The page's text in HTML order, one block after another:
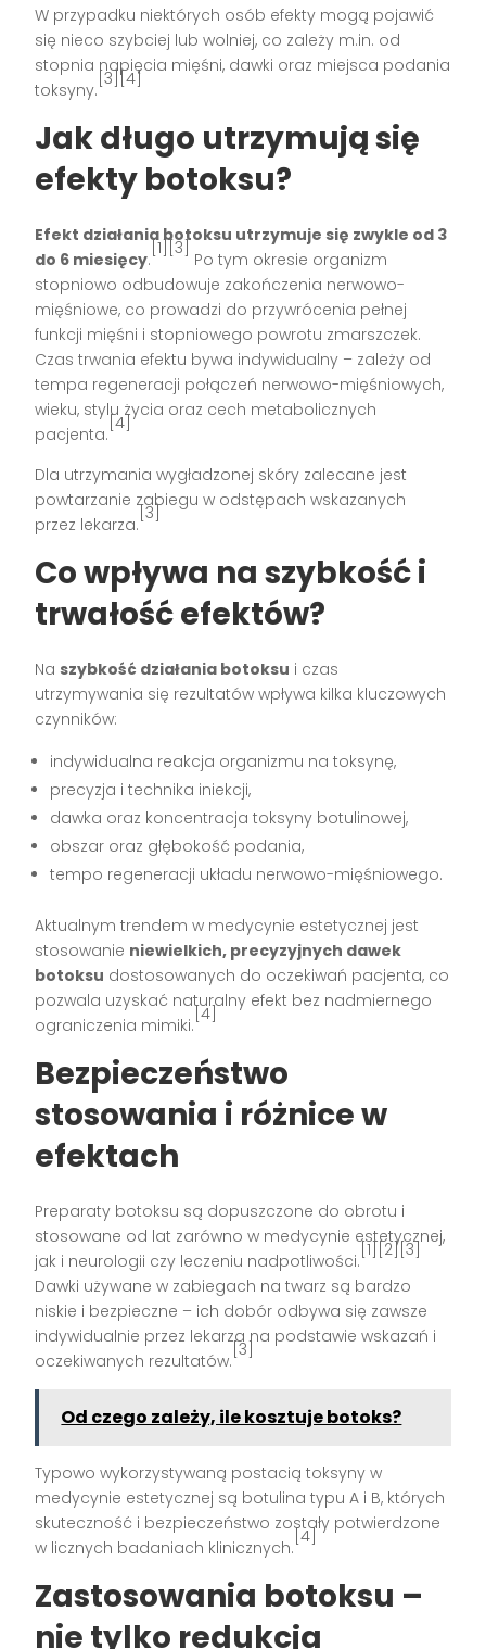
W przypadku niektórych osób efekty mogą pojawić
się nieco szybciej lub wolniej, co zależy m.in. od
stopnia napięcia mięśni, dawki oraz miejsca podania
toksyny.
[3][4]
Jak długo utrzymują się
efekty botoksu?
Efekt działania botoksu utrzymuje się zwykle od 3
do 6 miesięcy.
[1][3]
Po tym okresie organizm
stopniowo odbudowuje zakończenia nerwowo-
mięśniowe, co prowadzi do przywrócenia pełnej
funkcji mięśni i stopniowego powrotu zmarszczek.
Czas trwania efektu bywa indywidualny – zależy od
tempa regeneracji połączeń nerwowo-mięśniowych,
wieku, stylu życia oraz cech metabolicznych
pacjenta.
[4]
Dla utrzymania wygładzonej skóry zalecane jest
powtarzanie zabiegu w odstępach wskazanych
przez lekarza.
[3]
Co wpływa na szybkość i
trwałość efektów?
Na szybkość działania botoksu i czas
utrzymywania się rezultatów wpływa kilka kluczowych
czynników:
indywidualna reakcja organizmu na toksynę,
precyzja i technika iniekcji,
dawka oraz koncentracja toksyny botulinowej,
obszar oraz głębokość podania,
tempo regeneracji układu nerwowo-mięśniowego.
Aktualnym trendem w medycynie estetycznej jest
stosowanie niewielkich, precyzyjnych dawek
botoksu dostosowanych do oczekiwań pacjenta, co
pozwala uzyskać naturalny efekt bez nadmiernego
ograniczenia mimiki.
[4]
Bezpieczeństwo
stosowania i różnice w
efektach
Preparaty botoksu są dopuszczone do obrotu i
stosowane od lat zarówno w medycynie estetycznej,
jak i neurologii czy leczeniu nadpotliwości.
[1][2][3]
Dawki używane w zabiegach na twarz są bardzo
niskie i bezpieczne – ich dobór odbywa się zawsze
indywidualnie przez lekarza na podstawie wskazań i
oczekiwanych rezultatów.
[3]
Od czego zależy, ile kosztuje botoks?
Typowo wykorzystywaną postacią toksyny w
medycynie estetycznej są botulina typu A i B, których
skuteczność i bezpieczeństwo zostały potwierdzone
w licznych badaniach klinicznych.
[4]
Zastosowania botoksu –
nie tylko redukcja